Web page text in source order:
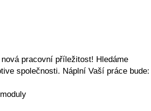
pracovní příležitost! Hledáme
společnosti. Náplní Vaší práce bude: